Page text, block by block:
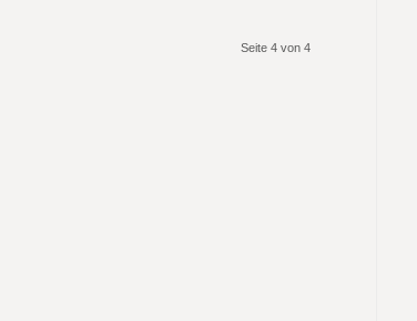
Seite 4 von 4